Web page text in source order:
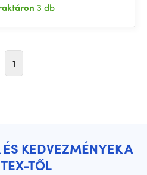
3 db
1
KEDVEZMÉNYEK A
TŐL